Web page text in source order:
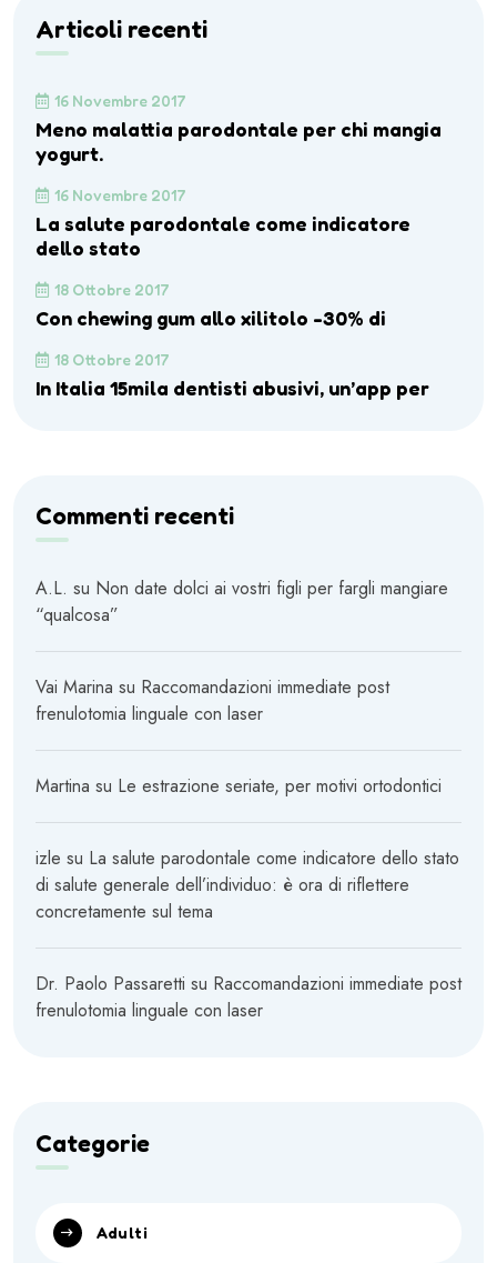
Articoli recenti
16 Novembre 2017
Meno malattia parodontale per chi mangia
yogurt.
16 Novembre 2017
La salute parodontale come indicatore
dello stato
18 Ottobre 2017
Con chewing gum allo xilitolo -30% di
18 Ottobre 2017
In Italia 15mila dentisti abusivi, un’app per
Commenti recenti
A.L. su Non date dolci ai vostri figli per fargli mangiare
“qualcosa”
Vai Marina su Raccomandazioni immediate post
frenulotomia linguale con laser
Martina su Le estrazione seriate, per motivi ortodontici
izle su La salute parodontale come indicatore dello stato
di salute generale dell’individuo: è ora di riflettere
concretamente sul tema
Dr. Paolo Passaretti su Raccomandazioni immediate post
frenulotomia linguale con laser
Categorie
Adulti